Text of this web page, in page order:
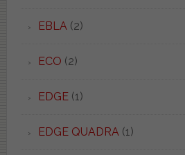
EBLA(2)
ECO (2)
EDGE(1)
EDGE QUADRA(1)